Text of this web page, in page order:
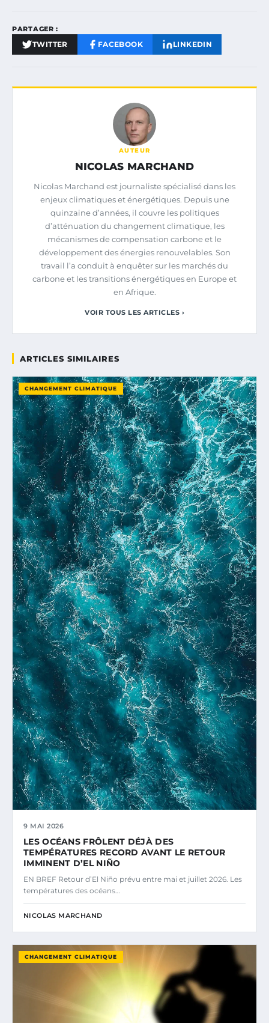
PARTAGER :
TWITTER FACEBOOK LINKEDIN
AUTEUR
NICOLAS MARCHAND
Nicolas Marchand est journaliste spécialisé dans les
enjeux climatiques et énergétiques. Depuis une
quinzaine d’années, il couvre les politiques
d’atténuation du changement climatique, les
mécanismes de compensation carbone et le
développement des énergies renouvelables. Son
travail l’a conduit à enquêter sur les marchés du
carbone et les transitions énergétiques en Europe et
en Afrique.
VOIR TOUS LES ARTICLES ›
ARTICLES SIMILAIRES
CHANGEMENT CLIMATIQUE
9 MAI 2026
LES OCÉANS FRÔLENT DÉJÀ DES
TEMPÉRATURES RECORD AVANT LE RETOUR
IMMINENT D’EL NIÑO
EN BREF Retour d’El Niño prévu entre mai et juillet 2026. Les
températures des océans…
NICOLAS MARCHAND
CHANGEMENT CLIMATIQUE